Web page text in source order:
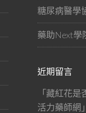
糖尿病醫學
藥助Next學
近期留言
「藏紅花是
活力藥師網